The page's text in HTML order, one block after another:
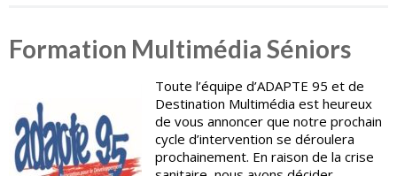
Formation Multimédia Séniors
Toute l’équipe d’ADAPTE 95 et de
Destination Multimédia est heureux
de vous annoncer que notre prochain
cycle d’intervention se déroulera
prochainement. En raison de la crise